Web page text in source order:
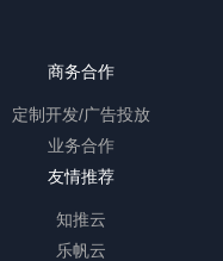
商务合作
定制开发/广告投放
业务合作
友情推荐
知推云
乐帆云